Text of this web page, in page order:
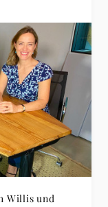
Willis und